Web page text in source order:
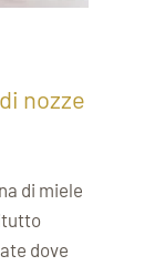
nozze
di miele
dove